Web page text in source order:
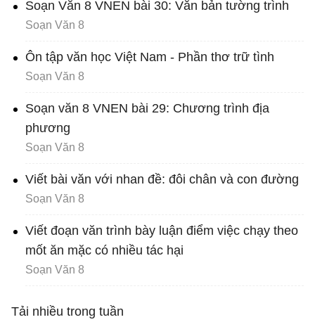
Soạn Văn 8 VNEN bài 30: Văn bản tường trình
Soạn Văn 8
Ôn tập văn học Việt Nam - Phần thơ trữ tình
Soạn Văn 8
Soạn văn 8 VNEN bài 29: Chương trình địa
phương
Soạn Văn 8
Viết bài văn với nhan đề: đôi chân và con đường
Soạn Văn 8
Viết đoạn văn trình bày luận điểm việc chạy theo
mốt ăn mặc có nhiều tác hại
Soạn Văn 8
Tải nhiều trong tuần